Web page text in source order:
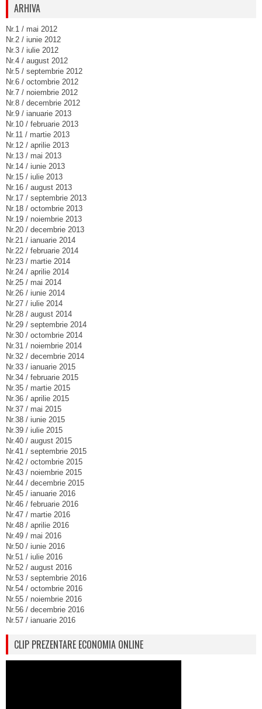
ARHIVA
Nr.1 / mai 2012
Nr.2 / iunie 2012
Nr.3 / iulie 2012
Nr.4 / august 2012
Nr.5 / septembrie 2012
Nr.6 / octombrie 2012
Nr.7 / noiembrie 2012
Nr.8 / decembrie 2012
Nr.9 / ianuarie 2013
Nr.10 / februarie 2013
Nr.11 / martie 2013
Nr.12 / aprilie 2013
Nr.13 / mai 2013
Nr.14 / iunie 2013
Nr.15 / iulie 2013
Nr.16 / august 2013
Nr.17 / septembrie 2013
Nr.18 / octombrie 2013
Nr.19 / noiembrie 2013
Nr.20 / decembrie 2013
Nr.21 / ianuarie 2014
Nr.22 / februarie 2014
Nr.23 / martie 2014
Nr.24 / aprilie 2014
Nr.25 / mai 2014
Nr.26 / iunie 2014
Nr.27 / iulie 2014
Nr.28 / august 2014
Nr.29 / septembrie 2014
Nr.30 / octombrie 2014
Nr.31 / noiembrie 2014
Nr.32 / decembrie 2014
Nr.33 / ianuarie 2015
Nr.34 / februarie 2015
Nr.35 / martie 2015
Nr.36 / aprilie 2015
Nr.37 / mai 2015
Nr.38 / iunie 2015
Nr.39 / iulie 2015
Nr.40 / august 2015
Nr.41 / septembrie 2015
Nr.42 / octombrie 2015
Nr.43 / noiembrie 2015
Nr.44 / decembrie 2015
Nr.45 / ianuarie 2016
Nr.46 / februarie 2016
Nr.47 / martie 2016
Nr.48 / aprilie 2016
Nr.49 / mai 2016
Nr.50 / iunie 2016
Nr.51 / iulie 2016
Nr.52 / august 2016
Nr.53 / septembrie 2016
Nr.54 / octombrie 2016
Nr.55 / noiembrie 2016
Nr.56 / decembrie 2016
Nr.57 / ianuarie 2016
CLIP PREZENTARE ECONOMIA ONLINE